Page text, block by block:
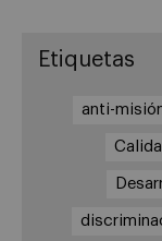
Etiquetas
anti-